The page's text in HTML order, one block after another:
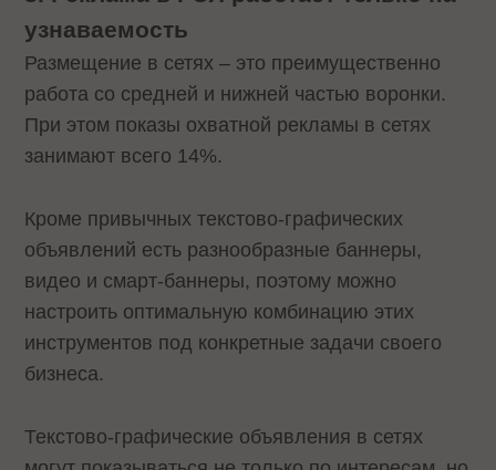
узнаваемость
Размещение в сетях – это преимущественно
работа со средней и нижней частью воронки.
При этом показы охватной рекламы в сетях
занимают всего 14%.
Кроме привычных текстово-графических
объявлений есть разнообразные баннеры,
видео и смарт-баннеры, поэтому можно
настроить оптимальную комбинацию этих
инструментов под конкретные задачи своего
бизнеса.
Текстово-графические объявления в сетях